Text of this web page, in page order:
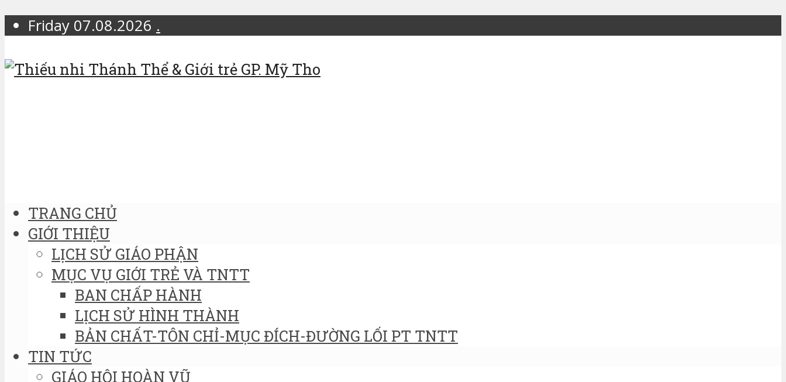
Friday 07.08.2026 .
TRANG CHỦ
GIỚI THIỆU
LỊCH SỬ GIÁO PHẬN
MỤC VỤ GIỚI TRẺ VÀ TNTT
BAN CHẤP HÀNH
LỊCH SỬ HÌNH THÀNH
BẢN CHẤT-TÔN CHỈ-MỤC ĐÍCH-ĐƯỜNG LỐI PT TNTT
TIN TỨC
GIÁO HỘI HOÀN VŨ